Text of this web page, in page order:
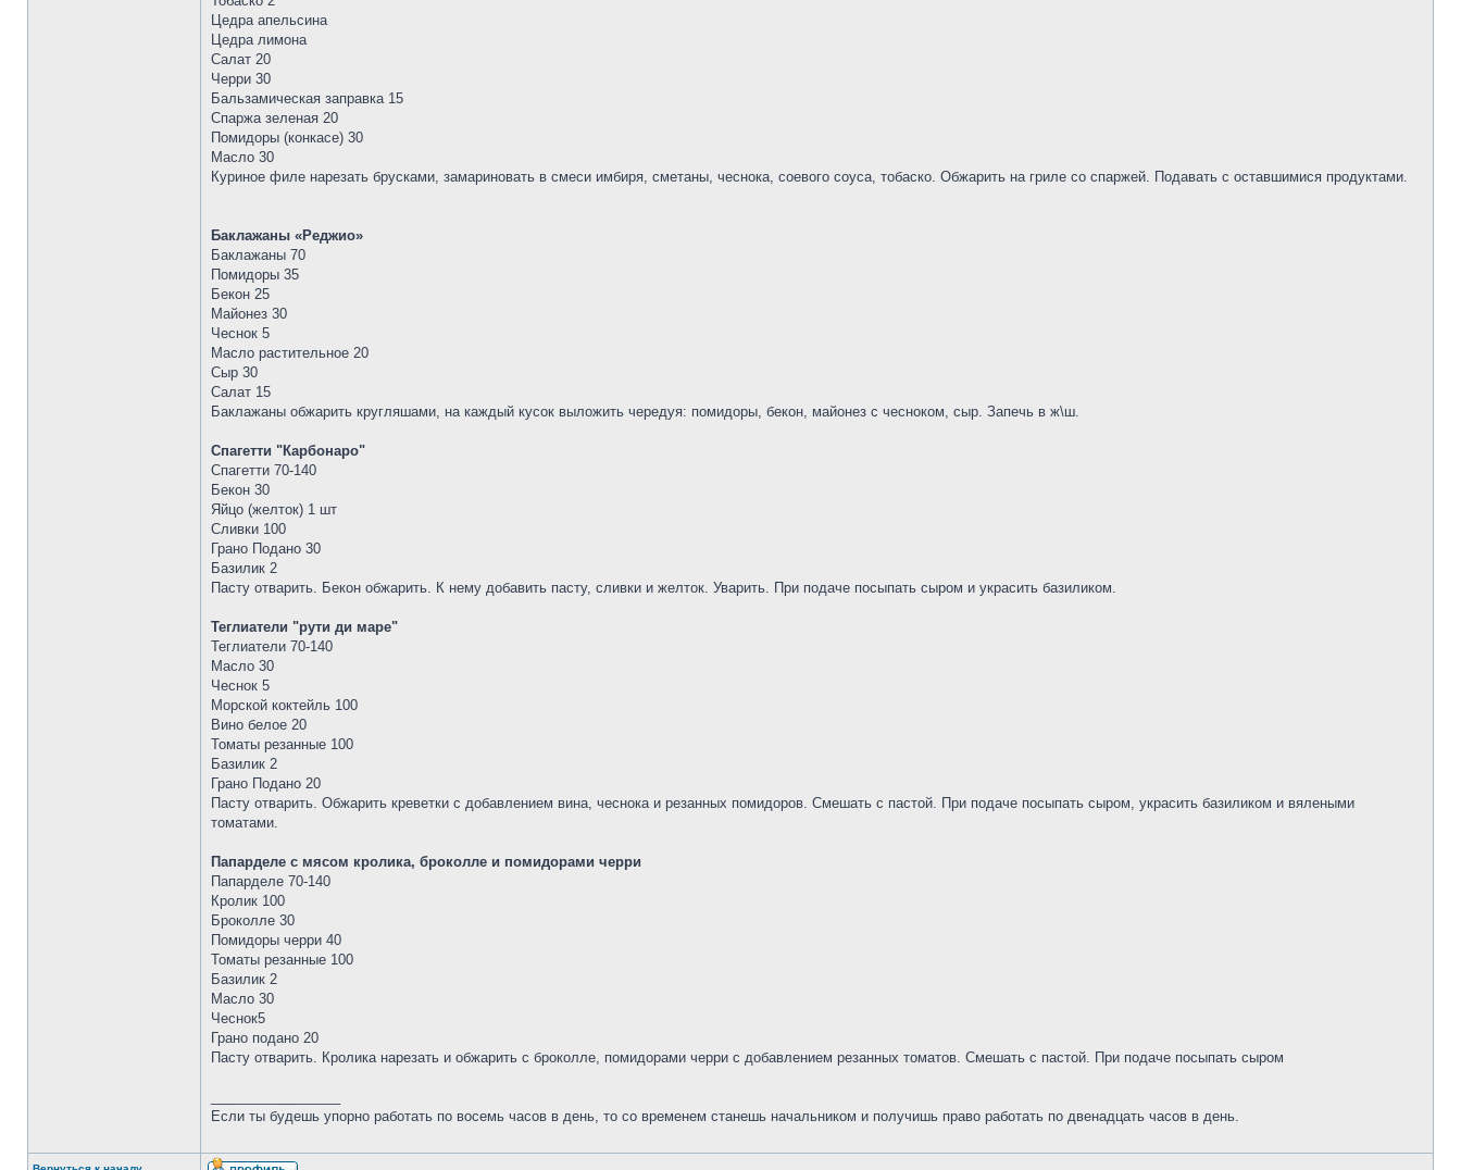
Цедра апельсина
Цедра лимона
Салат 20
Черри 30
Бальзамическая заправка 15
Спаржа зеленая 20
Помидоры (конкасе) 30
Масло 30
Куриное филе нарезать брусками, замариновать в смеси имбиря, сметаны, чеснока, соевого соуса, тобаско. Обжарить на гриле со спаржей. Подавать с оставшимися продуктами.
Баклажаны «Реджио»
Баклажаны 70
Помидоры 35
Бекон 25
Майонез 30
Чеснок 5
Масло растительное 20
Сыр 30
Салат 15
Баклажаны обжарить кругляшами, на каждый кусок выложить чередуя: помидоры, бекон, майонез с чесноком, сыр. Запечь в ж\ш.
Спагетти "Карбонаро"
Спагетти 70-140
Бекон 30
Яйцо (желток) 1 шт
Сливки 100
Грано Подано 30
Базилик 2
Пасту отварить. Бекон обжарить. К нему добавить пасту, сливки и желток. Уварить. При подаче посыпать сыром и украсить базиликом.
Теглиатели "рути ди маре"
Теглиатели 70-140
Масло 30
Чеснок 5
Морской коктейль 100
Вино белое 20
Томаты резанные 100
Базилик 2
Грано Подано 20
Пасту отварить. Обжарить креветки с добавлением вина, чеснока и резанных помидоров. Смешать с пастой. При подаче посыпать сыром, украсить базиликом и вялеными
томатами.
Папарделе с мясом кролика, броколле и помидорами черри
Папарделе 70-140
Кролик 100
Броколле 30
Помидоры черри 40
Томаты резанные 100
Базилик 2
Масло 30
Чеснок5
Грано подано 20
Пасту отварить. Кролика нарезать и обжарить с броколле, помидорами черри с добавлением резанных томатов. Смешать с пастой. При подаче посыпать сыром
Если ты будешь упорно работать по восемь часов в день, то со временем станешь начальником и получишь право работать по двенадцать часов в день.